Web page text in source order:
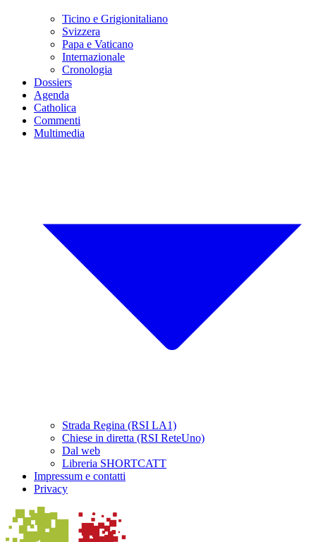
Ticino e Grigionitaliano
Svizzera
Papa e Vaticano
Internazionale
Cronologia
Dossiers
Agenda
Catholica
Commenti
Multimedia
Strada Regina (RSI LA1)
Chiese in diretta (RSI ReteUno)
Dal web
Libreria SHORTCATT
Impressum e contatti
Privacy